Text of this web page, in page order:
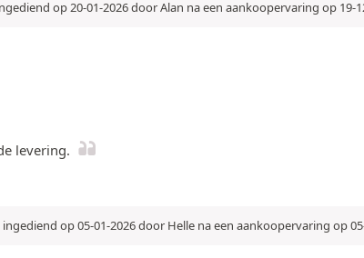
op 20-01-2026 door Alan na een aankoopervaring op 19-
levering.
op 05-01-2026 door Helle na een aankoopervaring op